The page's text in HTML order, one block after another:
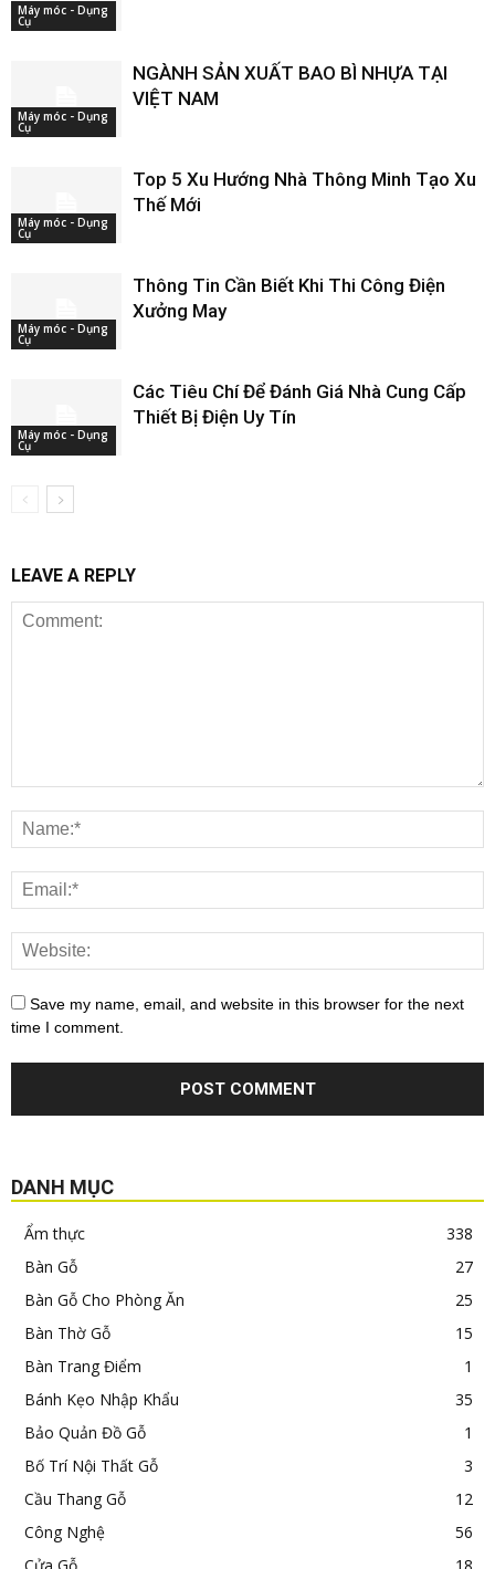
Máy móc - Dụng
Cụ
Máy móc - Dụng
Cụ
NGÀNH SẢN XUẤT BAO BÌ NHỰA TẠI
VIỆT NAM
Máy móc - Dụng
Cụ
Top 5 Xu Hướng Nhà Thông Minh Tạo Xu
Thế Mới
Máy móc - Dụng
Cụ
Thông Tin Cần Biết Khi Thi Công Điện
Xưởng May
Máy móc - Dụng
Cụ
Các Tiêu Chí Để Đánh Giá Nhà Cung Cấp
Thiết Bị Điện Uy Tín
LEAVE A REPLY
Save my name, email, and website in this browser for the next
time I comment.
DANH MỤC
Ẩm thực
338
Bàn Gỗ
27
Bàn Gỗ Cho Phòng Ăn
25
Bàn Thờ Gỗ
15
Bàn Trang Điểm
1
Bánh Kẹo Nhập Khẩu
35
Bảo Quản Đồ Gỗ
1
Bố Trí Nội Thất Gỗ
3
Cầu Thang Gỗ
12
Công Nghệ
56